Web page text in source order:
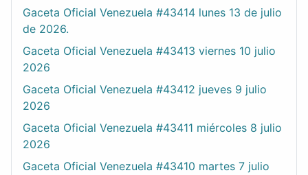
Gaceta Oficial Venezuela #43414 lunes 13 de julio
de 2026.
Gaceta Oficial Venezuela #43413 viernes 10 julio
2026
Gaceta Oficial Venezuela #43412 jueves 9 julio
2026
Gaceta Oficial Venezuela #43411 miércoles 8 julio
2026
Gaceta Oficial Venezuela #43410 martes 7 julio